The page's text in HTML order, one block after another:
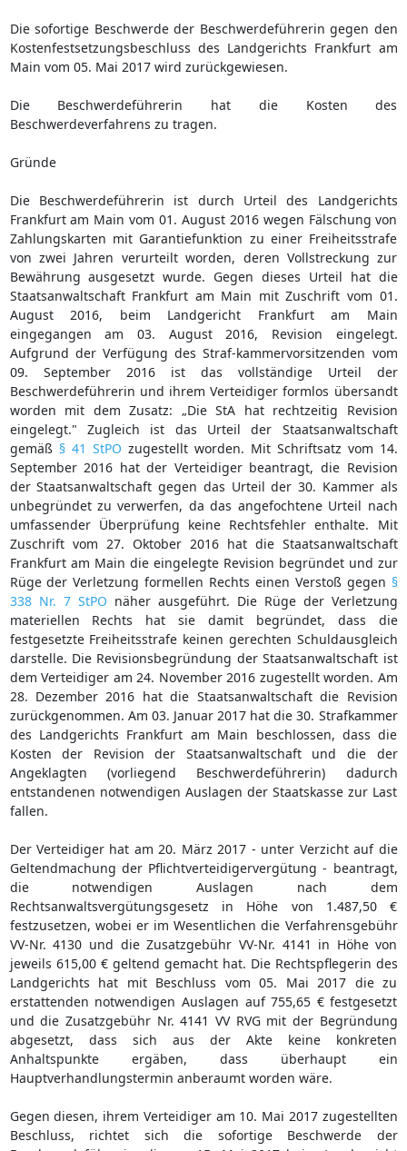
Die sofortige Beschwerde der Beschwerdeführerin gegen den
Kostenfestsetzungsbeschluss des Landgerichts Frankfurt am
Main vom 05. Mai 2017 wird zurückgewiesen.
Die Beschwerdeführerin hat die Kosten des
Beschwerdeverfahrens zu tragen.
Gründe
Die Beschwerdeführerin ist durch Urteil des Landgerichts
Frankfurt am Main vom 01. August 2016 wegen Fälschung von
Zahlungskarten mit Garantiefunktion zu einer Freiheitsstrafe
von zwei Jahren verurteilt worden, deren Vollstreckung zur
Bewährung ausgesetzt wurde. Gegen dieses Urteil hat die
Staatsanwaltschaft Frankfurt am Main mit Zuschrift vom 01.
August 2016, beim Landgericht Frankfurt am Main
eingegangen am 03. August 2016, Revision eingelegt.
Aufgrund der Verfügung des Straf-kammervorsitzenden vom
09. September 2016 ist das vollständige Urteil der
Beschwerdeführerin und ihrem Verteidiger formlos übersandt
worden mit dem Zusatz: „Die StA hat rechtzeitig Revision
eingelegt." Zugleich ist das Urteil der Staatsanwaltschaft
gemäß § 41 StPO zugestellt worden. Mit Schriftsatz vom 14.
September 2016 hat der Verteidiger beantragt, die Revision
der Staatsanwaltschaft gegen das Urteil der 30. Kammer als
unbegründet zu verwerfen, da das angefochtene Urteil nach
umfassender Überprüfung keine Rechtsfehler enthalte. Mit
Zuschrift vom 27. Oktober 2016 hat die Staatsanwaltschaft
Frankfurt am Main die eingelegte Revision begründet und zur
Rüge der Verletzung formellen Rechts einen Verstoß gegen §
338 Nr. 7 StPO näher ausgeführt. Die Rüge der Verletzung
materiellen Rechts hat sie damit begründet, dass die
festgesetzte Freiheitsstrafe keinen gerechten Schuldausgleich
darstelle. Die Revisionsbegründung der Staatsanwaltschaft ist
dem Verteidiger am 24. November 2016 zugestellt worden. Am
28. Dezember 2016 hat die Staatsanwaltschaft die Revision
zurückgenommen. Am 03. Januar 2017 hat die 30. Strafkammer
des Landgerichts Frankfurt am Main beschlossen, dass die
Kosten der Revision der Staatsanwaltschaft und die der
Angeklagten (vorliegend Beschwerdeführerin) dadurch
entstandenen notwendigen Auslagen der Staatskasse zur Last
fallen.
Der Verteidiger hat am 20. März 2017 - unter Verzicht auf die
Geltendmachung der Pflichtverteidigervergütung - beantragt,
die notwendigen Auslagen nach dem
Rechtsanwaltsvergütungsgesetz in Höhe von 1.487,50 €
festzusetzen, wobei er im Wesentlichen die Verfahrensgebühr
VV-Nr. 4130 und die Zusatzgebühr VV-Nr. 4141 in Höhe von
jeweils 615,00 € geltend gemacht hat. Die Rechtspflegerin des
Landgerichts hat mit Beschluss vom 05. Mai 2017 die zu
erstattenden notwendigen Auslagen auf 755,65 € festgesetzt
und die Zusatzgebühr Nr. 4141 VV RVG mit der Begründung
abgesetzt, dass sich aus der Akte keine konkreten
Anhaltspunkte ergäben, dass überhaupt ein
Hauptverhandlungstermin anberaumt worden wäre.
Gegen diesen, ihrem Verteidiger am 10. Mai 2017 zugestellten
Beschluss, richtet sich die sofortige Beschwerde der